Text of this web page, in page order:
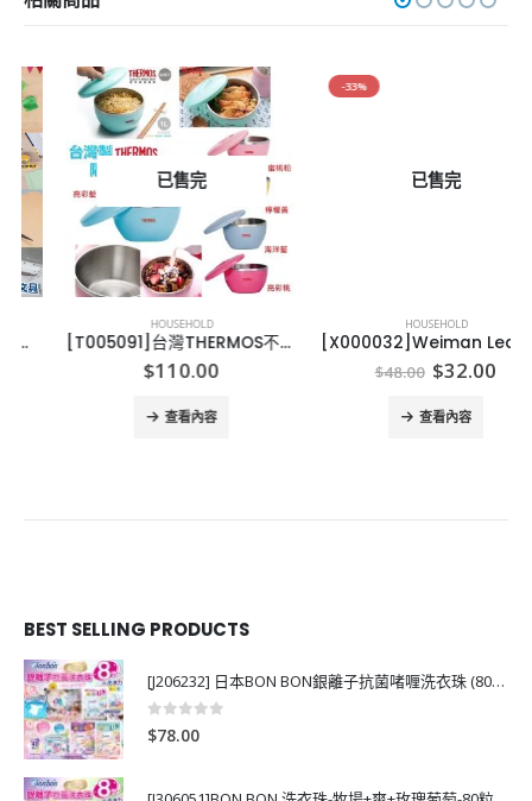
已售完
HOUSEHOLD
[T005091]台灣THERMOS不繡鋼 保溫碗 100OML
110.00
查看內容
已售完
HOUSEHOLD
[X000032]Weiman Leather Wipes Weiman 皮革清潔專用濕巾 (1樽30片)
48.00 Original
was:
$48.00.
$32.00Current
is:
$32.00.
查看內容
BEST SELLING PRODUCTS
[J206232] 日本BON BON銀離子抗菌啫喱洗衣珠 (80粒)
0out of 5
$78.00